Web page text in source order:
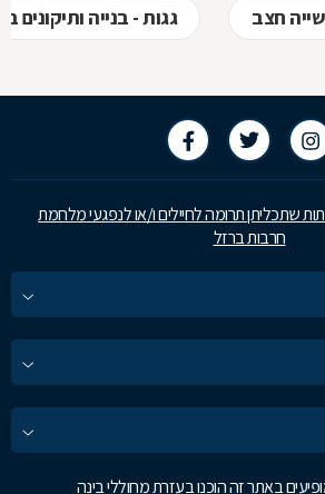
חצב גגות - בנייה ותיקונים
שתכליתן תרומה לחיילים ו/או לנפגעי מלחמת
חרבות ברזל
באתר זה הוכנו בעזרת מחוללי בינה